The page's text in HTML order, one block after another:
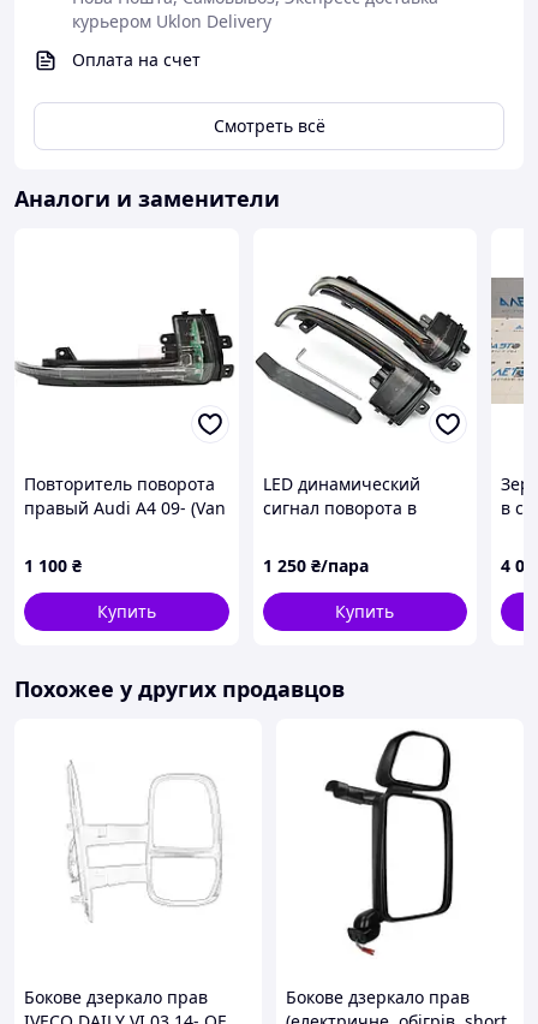
курьером Uklon Delivery
Оплата на счет
Смотреть всё
Аналоги и заменители
Повторитель поворота
правый Audi A4 09- (Van
1 100 ₴
Купить
LED динамический
сигнал поворота в
(8P FCL), A4 (B8 FCL), A5
(8T FCL)
1 250 ₴/пара
Купить
в
4
Похожее у других продавцов
Бокове дзеркало прав
Бокове дзеркало прав